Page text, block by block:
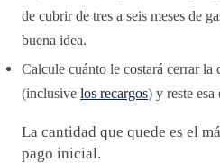
de cubrir de tres a seis meses de
buena idea.
Calcule cuánto le costará cerrar la
(inclusive los recargos) y reste
La cantidad que quede es el
pago inicial.